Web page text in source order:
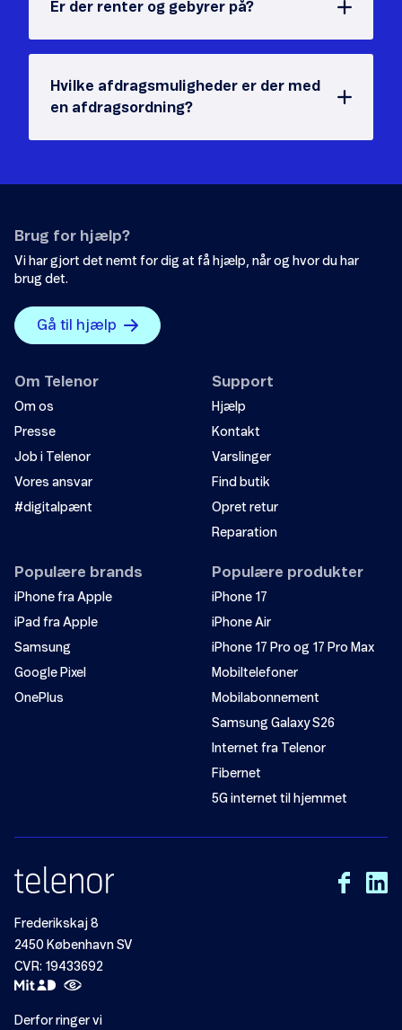
Er der renter og gebyrer på?
Hvilke afdragsmuligheder er der med
en afdragsordning?
Brug for hjælp?
Vi har gjort det nemt for dig at få hjælp, når og hvor du har
brug det.
Gå til hjælp
Om Telenor
Om os
Presse
Job i Telenor
Vores ansvar
#digitalpænt
Support
Hjælp
Kontakt
Varslinger
Find butik
Opret retur
Reparation
Populære brands
iPhone fra Apple
iPad fra Apple
Samsung
Google Pixel
OnePlus
Populære produkter
iPhone 17
iPhone Air
iPhone 17 Pro og 17 Pro Max
Mobiltelefoner
Mobilabonnement
Samsung Galaxy S26
Internet fra Telenor
Fibernet
5G internet til hjemmet
Frederikskaj 8
2450 København SV
CVR: 19433692
Derfor ringer vi